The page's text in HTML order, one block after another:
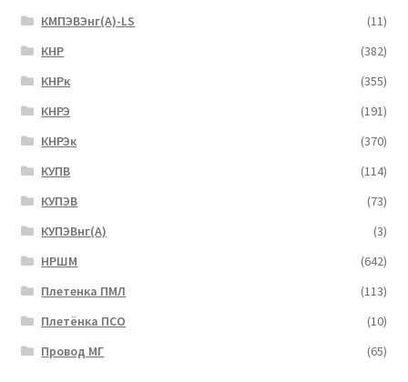
КМПЭВЭнг(А)-LS
(11)
КНР
(382)
КНРк
(355)
КНРЭ
(191)
КНРЭк
(370)
КУПВ
(114)
КУПЭВ
(73)
КУПЭВнг(А)
(3)
НРШМ
(642)
Плетенка ПМЛ
(113)
Плетёнка ПСО
(10)
Провод МГ
(65)